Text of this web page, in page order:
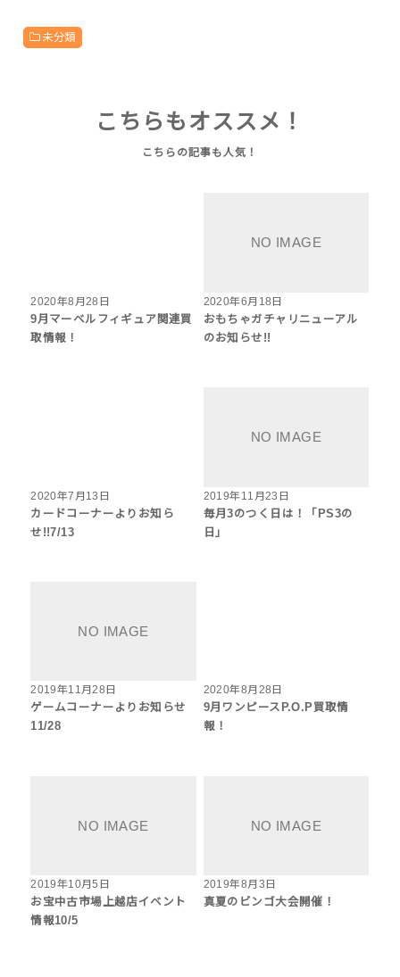
未分類
こちらもオススメ！
2020年8月28日
9月マーベルフィギュア関連買
取情報！
2020年6月18日
おもちゃガチャリニューアル
のお知らせ!!
2020年7月13日
カードコーナーよりお知ら
せ!!7/13
2019年11月23日
毎月3のつく日は！「PS3の
日」
2019年11月28日
ゲームコーナーよりお知らせ
11/28
2020年8月28日
9月ワンピースP.O.P買取情
報！
2019年10月5日
お宝中古市場上越店イベント
情報10/5
2019年8月3日
真夏のビンゴ大会開催！